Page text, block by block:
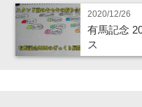
2020/12/26
有馬記念
ス